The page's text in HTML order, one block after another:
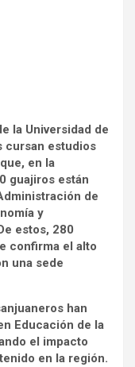
la Universidad de
cursan estudios
en la
guajiros están
de
y
estos, 280
confirma el alto
una sede
han
Educación de la
el impacto
en la región.